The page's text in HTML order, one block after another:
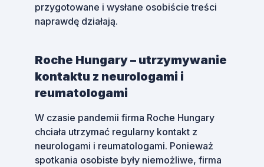
przygotowane i wysłane osobiście treści
naprawdę działają.
Roche Hungary – utrzymywanie
kontaktu z neurologami i
reumatologami
W czasie pandemii firma Roche Hungary
chciała utrzymać regularny kontakt z
neurologami i reumatologami. Ponieważ
spotkania osobiste były niemożliwe, firma